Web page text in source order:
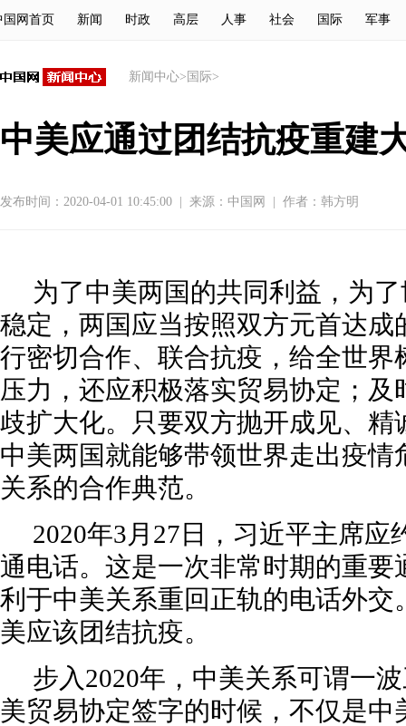
国网首页 新闻 时政 高层 人事 社会 国际 军事
新闻中心> 国际>
中美应通过团结抗疫重建
发布时间：2020-04-01 10:45:00 来源： 中国网 作者：韩方明
为了中美两国的共同利益，为
稳定，两国应当按照双方元首达成
行密切合作、联合抗疫，给全世界
压力，还应积极落实贸易协定；及
歧扩大化。只要双方抛开成见、精
中美两国就能够带领世界走出疫情
关系的合作典范。
2020年3月27日，习近平主席应
通电话。这是一次非常时期的重要
利于中美关系重回正轨的电话外交
美应该团结抗疫。
步入2020年，中美关系可谓一
美贸易协定签字的时候，不仅是中